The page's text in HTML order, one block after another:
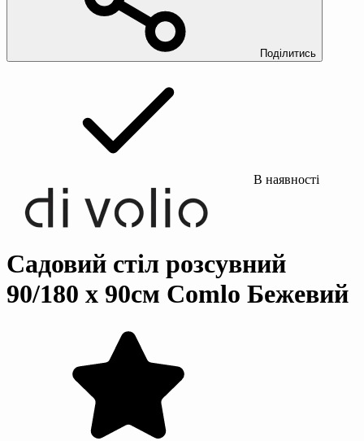
Поділитись
В наявності
Садовий стіл розсувний
90/180 х 90см Comlo Бежевий